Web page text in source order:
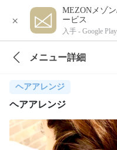
×
MEZONメゾ
ービス
入手 - Google Play
メニュー詳細
ヘアアレンジ
ヘアアレンジ